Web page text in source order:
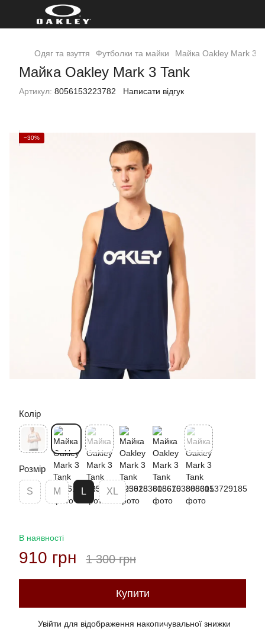
Одяг та взуття Футболки та майки Майка Oakley Mark 3
Майка Oakley Mark 3 Tank
Артикул: 8056153223782 Написати відгук
−30%
Колір
Розмір
S M L XL
В наявності
910 грн 1 300 грн
Купити
Увійти для відображення накопичувальної знижки